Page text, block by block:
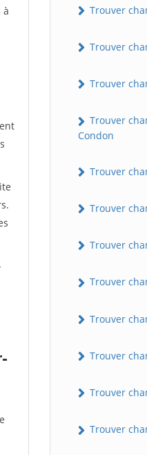
à
Trouver
Trouver
Trouver
Trouver
Condon
Trouver
Trouver
Trouver
Trouver
Trouver
Trouver
Trouver
Trouver